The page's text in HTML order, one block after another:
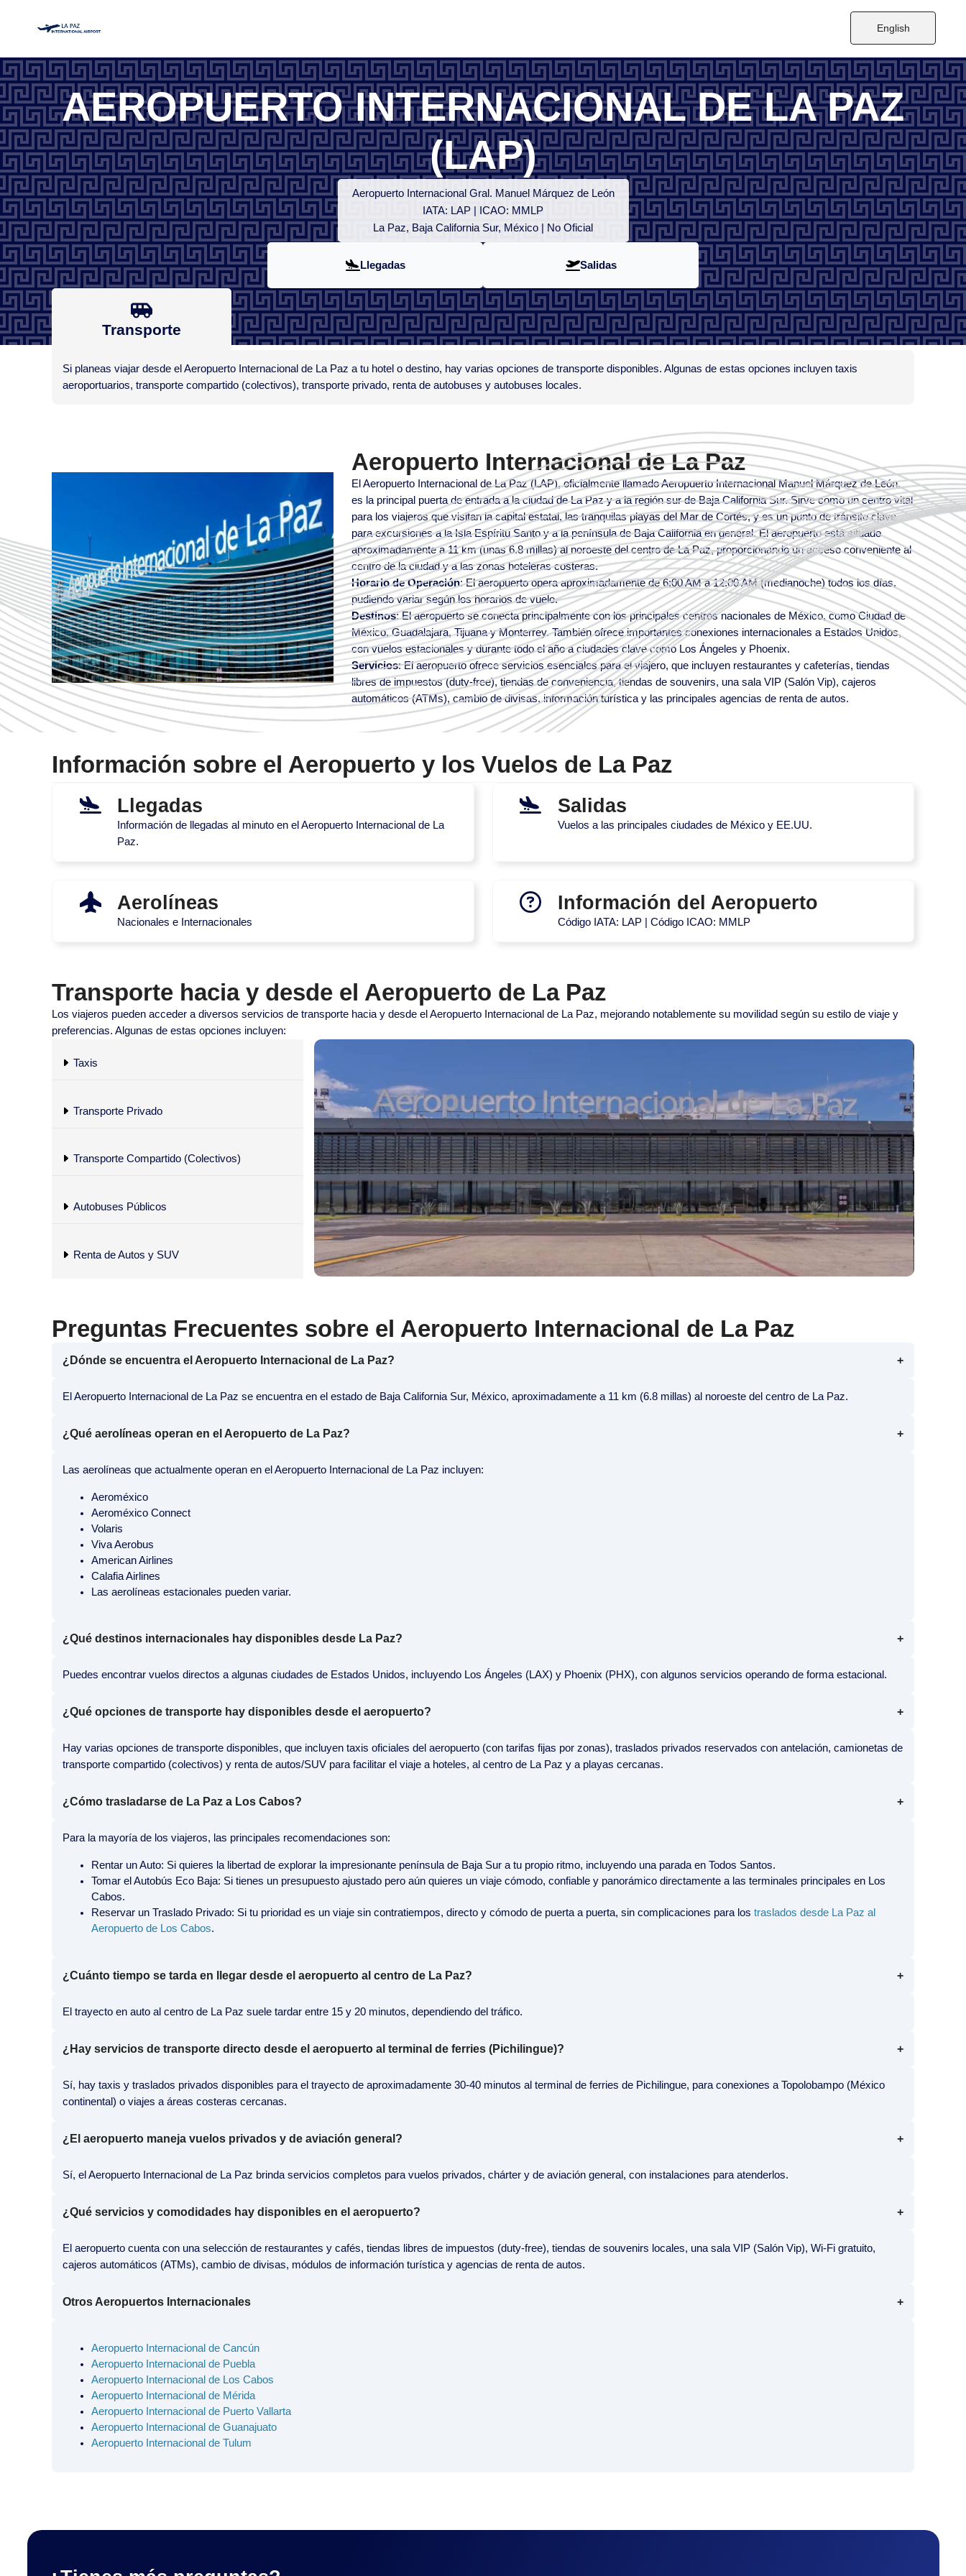
English
AEROPUERTO INTERNACIONAL DE LA PAZ
(LAP)
Aeropuerto Internacional Gral. Manuel Márquez de León
IATA: LAP | ICAO: MMLP
La Paz, Baja California Sur, México | No Oficial
Llegadas Salidas
Transporte
Si planeas viajar desde el Aeropuerto Internacional de La Paz a tu hotel o destino, hay varias opciones de transporte disponibles. Algunas de estas opciones incluyen taxis
aeroportuarios, transporte compartido (colectivos), transporte privado, renta de autobuses y autobuses locales.
Aeropuerto Internacional de La Paz
El Aeropuerto Internacional de La Paz (LAP), oficialmente llamado Aeropuerto Internacional Manuel Márquez de León,
es la principal puerta de entrada a la ciudad de La Paz y a la región sur de Baja California Sur. Sirve como un centro vital
para los viajeros que visitan la capital estatal, las tranquilas playas del Mar de Cortés, y es un punto de tránsito clave
para excursiones a la Isla Espíritu Santo y a la península de Baja California en general. El aeropuerto está situado
aproximadamente a 11 km (unas 6.8 millas) al noroeste del centro de La Paz, proporcionando un acceso conveniente al
centro de la ciudad y a las zonas hoteleras costeras.
Horario de Operación: El aeropuerto opera aproximadamente de 6:00 AM a 12:00 AM (medianoche) todos los días,
pudiendo variar según los horarios de vuelo.
Destinos: El aeropuerto se conecta principalmente con los principales centros nacionales de México, como Ciudad de
México, Guadalajara, Tijuana y Monterrey. También ofrece importantes conexiones internacionales a Estados Unidos,
con vuelos estacionales y durante todo el año a ciudades clave como Los Ángeles y Phoenix.
Servicios: El aeropuerto ofrece servicios esenciales para el viajero, que incluyen restaurantes y cafeterías, tiendas
libres de impuestos (duty-free), tiendas de conveniencia, tiendas de souvenirs, una sala VIP (Salón Vip), cajeros
automáticos (ATMs), cambio de divisas, información turística y las principales agencias de renta de autos.
Información sobre el Aeropuerto y los Vuelos de La Paz
Llegadas
Información de llegadas al minuto en el Aeropuerto Internacional de La
Paz.
Salidas
Vuelos a las principales ciudades de México y EE.UU.
Aerolíneas
Nacionales e Internacionales
Información del Aeropuerto
Código IATA: LAP | Código ICAO: MMLP
Transporte hacia y desde el Aeropuerto de La Paz
Los viajeros pueden acceder a diversos servicios de transporte hacia y desde el Aeropuerto Internacional de La Paz, mejorando notablemente su movilidad según su estilo de viaje y
preferencias. Algunas de estas opciones incluyen:
Taxis
Transporte Privado
Transporte Compartido (Colectivos)
Autobuses Públicos
Renta de Autos y SUV
Preguntas Frecuentes sobre el Aeropuerto Internacional de La Paz
¿Dónde se encuentra el Aeropuerto Internacional de La Paz?
El Aeropuerto Internacional de La Paz se encuentra en el estado de Baja California Sur, México, aproximadamente a 11 km (6.8 millas) al noroeste del centro de La Paz.
¿Qué aerolíneas operan en el Aeropuerto de La Paz?
Las aerolíneas que actualmente operan en el Aeropuerto Internacional de La Paz incluyen:
Aeroméxico
Aeroméxico Connect
Volaris
Viva Aerobus
American Airlines
Calafia Airlines
Las aerolíneas estacionales pueden variar.
¿Qué destinos internacionales hay disponibles desde La Paz?
Puedes encontrar vuelos directos a algunas ciudades de Estados Unidos, incluyendo Los Ángeles (LAX) y Phoenix (PHX), con algunos servicios operando de forma estacional.
¿Qué opciones de transporte hay disponibles desde el aeropuerto?
Hay varias opciones de transporte disponibles, que incluyen taxis oficiales del aeropuerto (con tarifas fijas por zonas), traslados privados reservados con antelación, camionetas de
transporte compartido (colectivos) y renta de autos/SUV para facilitar el viaje a hoteles, al centro de La Paz y a playas cercanas.
¿Cómo trasladarse de La Paz a Los Cabos?
Para la mayoría de los viajeros, las principales recomendaciones son:
Rentar un Auto: Si quieres la libertad de explorar la impresionante península de Baja Sur a tu propio ritmo, incluyendo una parada en Todos Santos.
Tomar el Autobús Eco Baja: Si tienes un presupuesto ajustado pero aún quieres un viaje cómodo, confiable y panorámico directamente a las terminales principales en Los
Cabos.
Reservar un Traslado Privado: Si tu prioridad es un viaje sin contratiempos, directo y cómodo de puerta a puerta, sin complicaciones para los traslados desde La Paz al
Aeropuerto de Los Cabos.
¿Cuánto tiempo se tarda en llegar desde el aeropuerto al centro de La Paz?
El trayecto en auto al centro de La Paz suele tardar entre 15 y 20 minutos, dependiendo del tráfico.
¿Hay servicios de transporte directo desde el aeropuerto al terminal de ferries (Pichilingue)?
Sí, hay taxis y traslados privados disponibles para el trayecto de aproximadamente 30-40 minutos al terminal de ferries de Pichilingue, para conexiones a Topolobampo (México
continental) o viajes a áreas costeras cercanas.
¿El aeropuerto maneja vuelos privados y de aviación general?
Sí, el Aeropuerto Internacional de La Paz brinda servicios completos para vuelos privados, chárter y de aviación general, con instalaciones para atenderlos.
¿Qué servicios y comodidades hay disponibles en el aeropuerto?
El aeropuerto cuenta con una selección de restaurantes y cafés, tiendas libres de impuestos (duty-free), tiendas de souvenirs locales, una sala VIP (Salón Vip), Wi-Fi gratuito,
cajeros automáticos (ATMs), cambio de divisas, módulos de información turística y agencias de renta de autos.
Otros Aeropuertos Internacionales
Aeropuerto Internacional de Cancún
Aeropuerto Internacional de Puebla
Aeropuerto Internacional de Los Cabos
Aeropuerto Internacional de Mérida
Aeropuerto Internacional de Puerto Vallarta
Aeropuerto Internacional de Guanajuato
Aeropuerto Internacional de Tulum